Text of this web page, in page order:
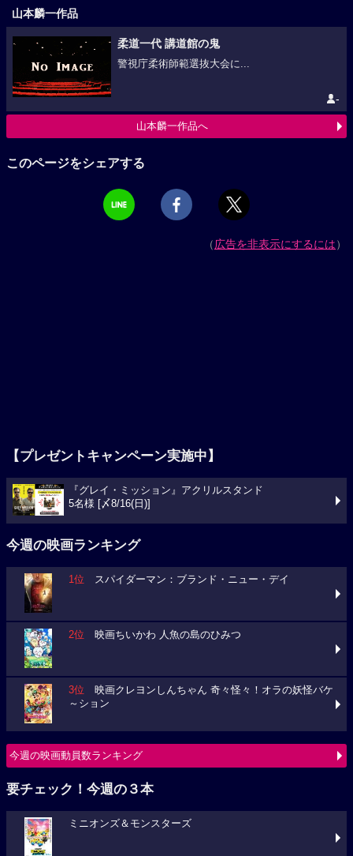
山本麟一作品
柔道一代 講道館の鬼
警視庁柔術師範選抜大会に...
-
山本麟一作品へ
このページをシェアする
（広告を非表示にするには）
【プレゼントキャンペーン実施中】
『グレイ・ミッション』アクリルスタンド
5名様 [〆8/16(日)]
今週の映画ランキング
1位 スパイダーマン：ブランド・ニュー・デイ
2位 映画ちいかわ 人魚の島のひみつ
3位 映画クレヨンしんちゃん 奇々怪々！オラの妖怪バケ
～ション
今週の映画動員数ランキング
要チェック！今週の３本
ミニオンズ＆モンスターズ